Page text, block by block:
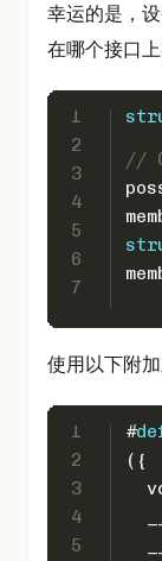
幸运的是，
在哪个接口
1
2
3
4
5
6
7
//
使用以下附
1
2
3
4
5
#
({